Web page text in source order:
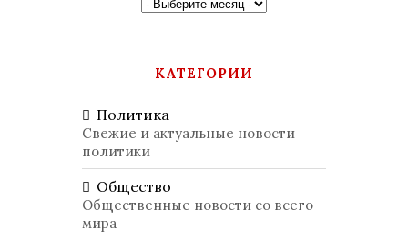
КАТЕГОРИИ
Политика
Свежие и актуальные новости
политики
Общество
Общественные новости со всего
мира